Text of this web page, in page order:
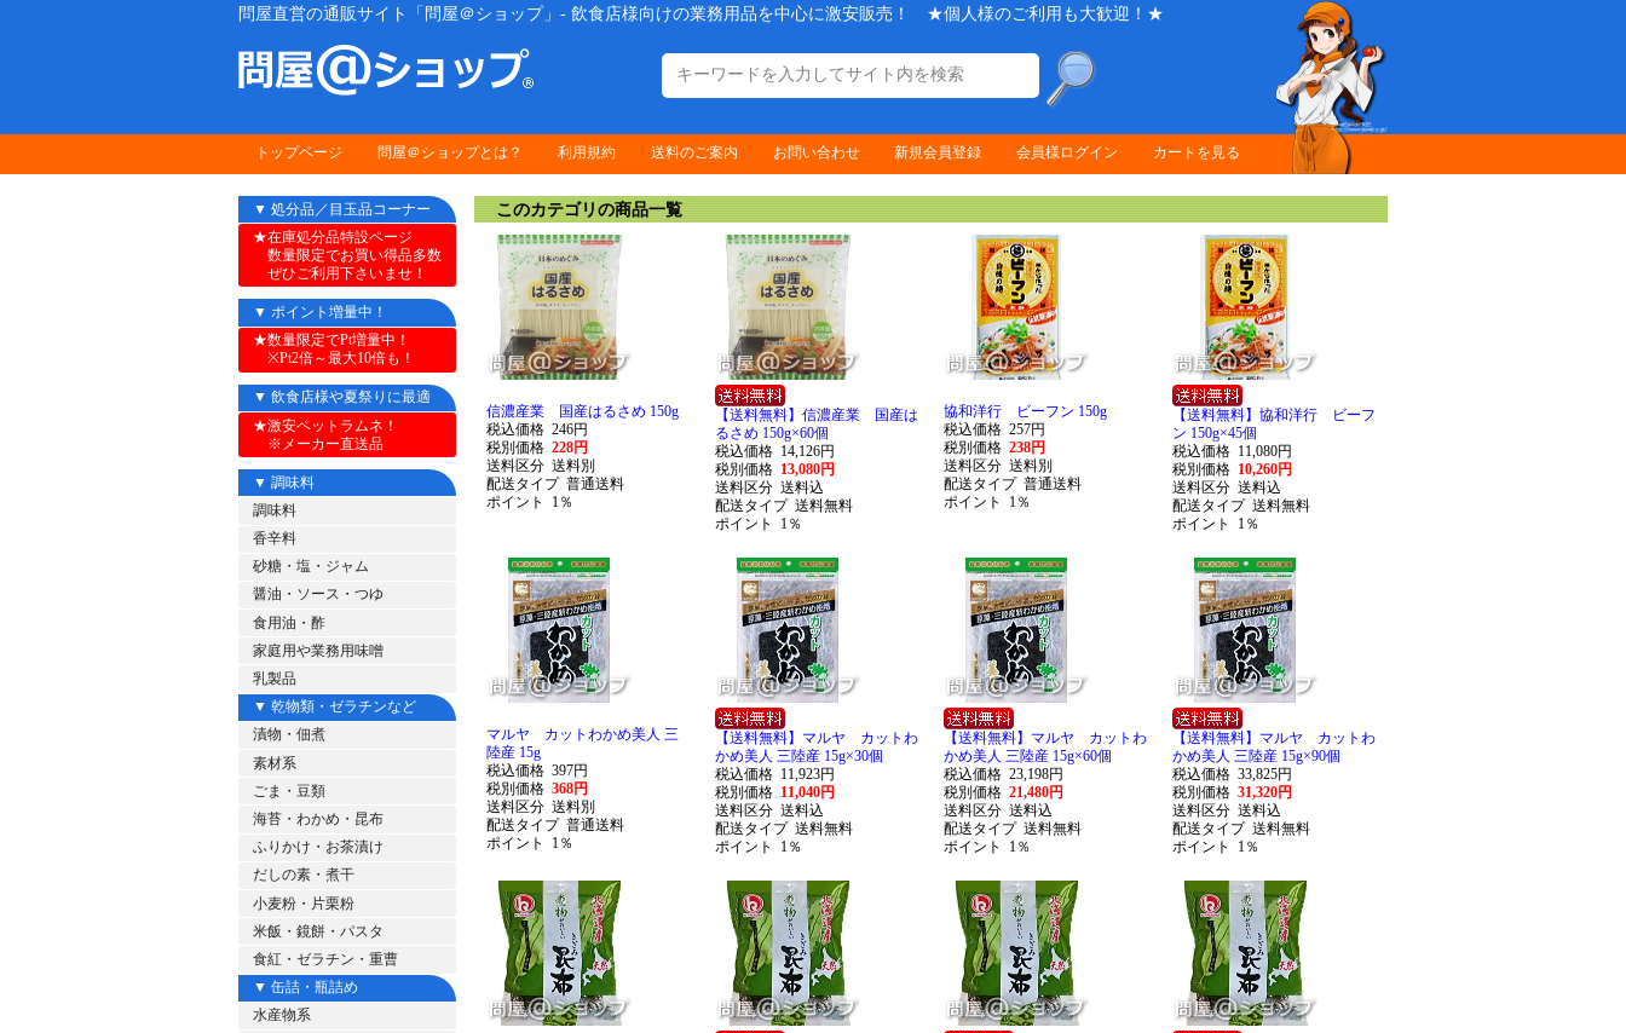
問屋直営の通販サイト「問屋＠ショップ」- 飲食店様向けの業務用品を中心に激安販売！ ★個人様のご利用も大歓迎！★
トップページ 問屋＠ショップとは？ 利用規約 送料のご案内 お問い合わせ 新規会員登録 会員様ログイン カートを見る
▼ 処分品／目玉品コーナー
★在庫処分品特設ページ
数量限定でお買い得品多数
ぜひご利用下さいませ！
▼ ポイント増量中！
★数量限定でPt増量中！
※Pt2倍～最大10倍も！
▼ 飲食店様や夏祭りに最適
★激安ペットラムネ！
※メーカー直送品
▼ 調味料
調味料
香辛料
砂糖・塩・ジャム
醤油・ソース・つゆ
食用油・酢
家庭用や業務用味噌
乳製品
▼ 乾物類・ゼラチンなど
漬物・佃煮
素材系
ごま・豆類
海苔・わかめ・昆布
ふりかけ・お茶漬け
だしの素・煮干
小麦粉・片栗粉
米飯・鏡餅・パスタ
食紅・ゼラチン・重曹
▼ 缶詰・瓶詰め
水産物系
このカテゴリの商品一覧
信濃産業 国産はるさめ 150g
税込価格 246円
税別価格 228円
送料区分 送料別
配送タイプ 普通送料
ポイント 1％
【送料無料】信濃産業 国産は
るさめ 150g×60個
税込価格 14,126円
税別価格 13,080円
送料区分 送料込
配送タイプ 送料無料
ポイント 1％
協和洋行 ビーフン 150g
税込価格 257円
税別価格 238円
送料区分 送料別
配送タイプ 普通送料
ポイント 1％
【送料無料】協和洋行 ビーフ
ン 150g×45個
税込価格 11,080円
税別価格 10,260円
送料区分 送料込
配送タイプ 送料無料
ポイント 1％
マルヤ カットわかめ美人 三
陸産 15g
税込価格 397円
税別価格 368円
送料区分 送料別
配送タイプ 普通送料
ポイント 1％
【送料無料】マルヤ カットわ
かめ美人 三陸産 15g×30個
税込価格 11,923円
税別価格 11,040円
送料区分 送料込
配送タイプ 送料無料
ポイント 1％
【送料無料】マルヤ カットわ
かめ美人 三陸産 15g×60個
税込価格 23,198円
税別価格 21,480円
送料区分 送料込
配送タイプ 送料無料
ポイント 1％
【送料無料】マルヤ カットわ
かめ美人 三陸産 15g×90個
税込価格 33,825円
税別価格 31,320円
送料区分 送料込
配送タイプ 送料無料
ポイント 1％